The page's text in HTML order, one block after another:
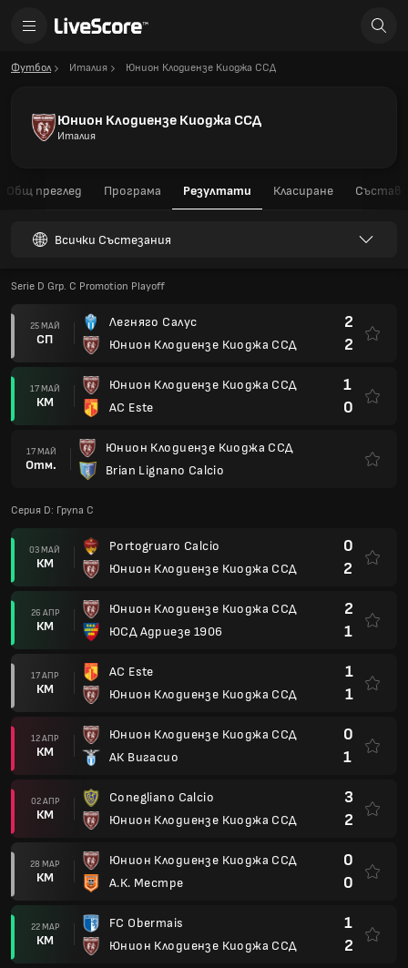
Футбол Италия Юнион Клодиензе Киоджа ССД
Юнион Клодиензе Киоджа ССД
Италия
Общ преглед Програма Резултати Класиране Състав
Всички Състезания
Serie D Grp. C Promotion Playoff
25 МАЙ
СП
Легняго Салус
Юнион Клодиензе Киоджа ССД
2
2
17 МАЙ
КМ
Юнион Клодиензе Киоджа ССД
AC Este
1
0
17 МАЙ
Отм.
Юнион Клодиензе Киоджа ССД
Brian Lignano Calcio
Серия D: Група C
03 МАЙ
КМ
Portogruaro Calcio
Юнион Клодиензе Киоджа ССД
0
2
26 АПР
КМ
Юнион Клодиензе Киоджа ССД
ЮСД Адриезе 1906
2
1
17 АПР
КМ
AC Este
Юнион Клодиензе Киоджа ССД
1
1
12 АПР
КМ
Юнион Клодиензе Киоджа ССД
АК Вигасио
0
1
02 АПР
КМ
Conegliano Calcio
Юнион Клодиензе Киоджа ССД
3
2
28 МАР
КМ
Юнион Клодиензе Киоджа ССД
А.К. Местре
0
0
22 МАР
КМ
FC Obermais
Юнион Клодиензе Киоджа ССД
1
2